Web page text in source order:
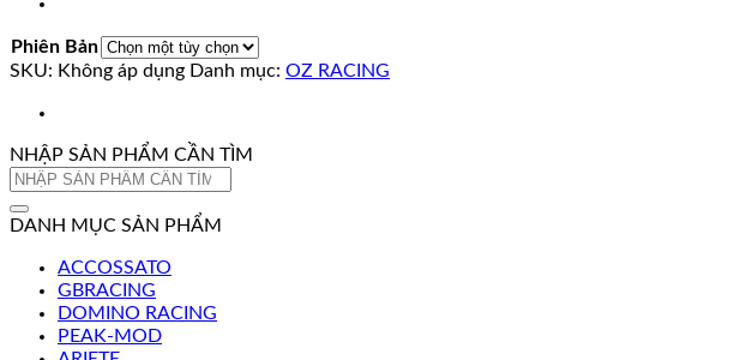
Phiên Bản
SKU: Không áp dụng Danh mục: OZ RACING
NHẬP SẢN PHẨM CẦN TÌM
Tìm
DANH MỤC SẢN PHẨM
ACCOSSATO
GBRACING
DOMINO RACING
PEAK-MOD